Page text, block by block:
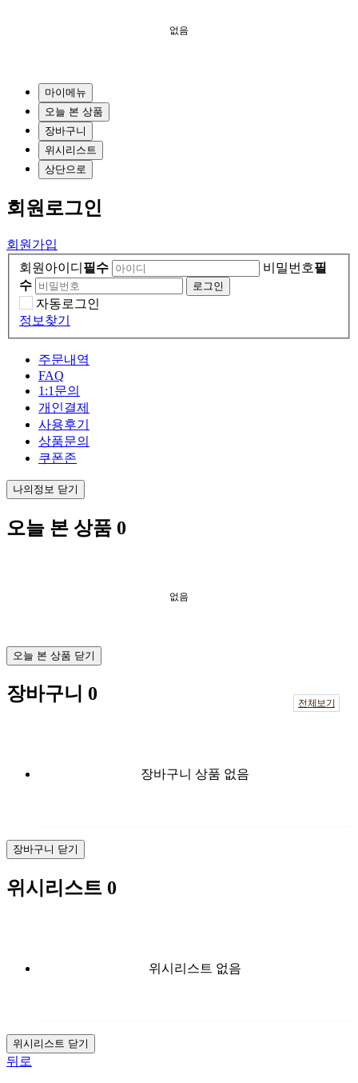
없음
마이메뉴
오늘 본 상품
장바구니
위시리스트
상단으로
회원 로그인
회원가입
회원아이디 필수 비밀번호필
수
자동로그인
정보찾기
주문내역
FAQ
1:1문의
개인결제
사용후기
상품문의
쿠폰존
나의정보 닫기
오늘 본 상품 0
없음
오늘 본 상품 닫기
장바구니 0
장바구니 상품 없음
전체보기
장바구니 닫기
위시리스트 0
위시리스트 없음
위시리스트 닫기
뒤로